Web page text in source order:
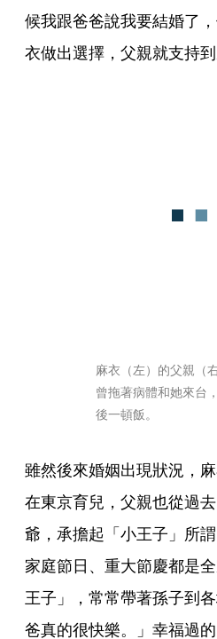
候我跟爸爸說我要結婚了
衣做出選擇，父親就支持
麻衣（左）的父親（
曾拖著病體和她來台
後一頓飯。
雖然後來婚姻出現狀況，
在東京育兒，父親也從過
爺，承擔起「小王子」所
家庭節日、重大節慶都是
王子」，常常帶著孫子到
爸真的很快樂。」幸福過